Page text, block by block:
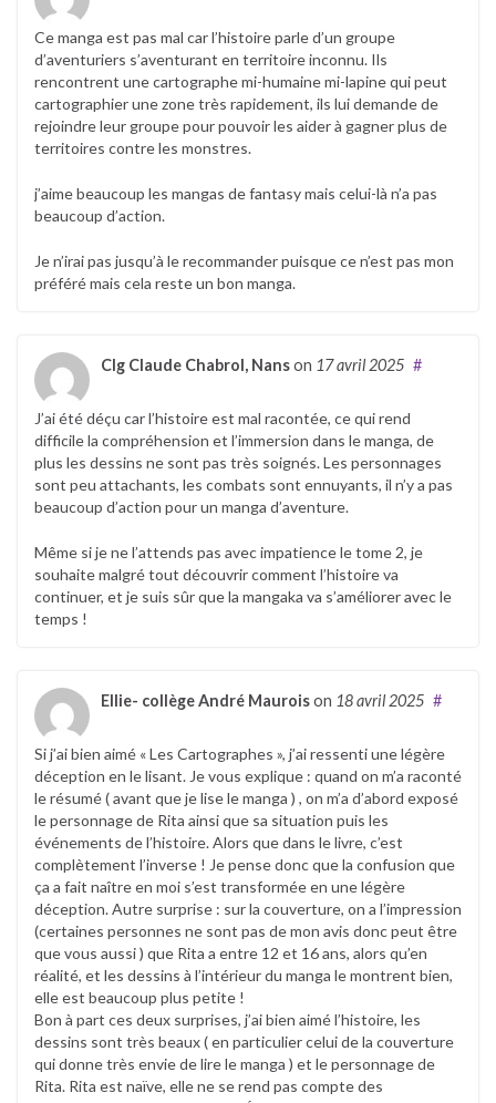
Ce manga est pas mal car l’histoire parle d’un groupe
d’aventuriers s’aventurant en territoire inconnu. Ils
rencontrent une cartographe mi-humaine mi-lapine qui peut
cartographier une zone très rapidement, ils lui demande de
rejoindre leur groupe pour pouvoir les aider à gagner plus de
territoires contre les monstres.
j’aime beaucoup les mangas de fantasy mais celui-là n’a pas
beaucoup d’action.
Je n’irai pas jusqu’à le recommander puisque ce n’est pas mon
préféré mais cela reste un bon manga.
Clg Claude Chabrol, Nanson 17 avril 2025 #
J’ai été déçu car l’histoire est mal racontée, ce qui rend
difficile la compréhension et l’immersion dans le manga, de
plus les dessins ne sont pas très soignés. Les personnages
sont peu attachants, les combats sont ennuyants, il n’y a pas
beaucoup d’action pour un manga d’aventure.
Même si je ne l’attends pas avec impatience le tome 2, je
souhaite malgré tout découvrir comment l’histoire va
continuer, et je suis sûr que la mangaka va s’améliorer avec le
temps !
Ellie- collège André Mauroison 18 avril 2025 #
Si j’ai bien aimé « Les Cartographes », j’ai ressenti une légère
déception en le lisant. Je vous explique : quand on m’a raconté
le résumé ( avant que je lise le manga ) , on m’a d’abord exposé
le personnage de Rita ainsi que sa situation puis les
événements de l’histoire. Alors que dans le livre, c’est
complètement l’inverse ! Je pense donc que la confusion que
ça a fait naître en moi s’est transformée en une légère
déception. Autre surprise : sur la couverture, on a l’impression
(certaines personnes ne sont pas de mon avis donc peut être
que vous aussi ) que Rita a entre 12 et 16 ans, alors qu’en
réalité, et les dessins à l’intérieur du manga le montrent bien,
elle est beaucoup plus petite !
Bon à part ces deux surprises, j’ai bien aimé l’histoire, les
dessins sont très beaux ( en particulier celui de la couverture
qui donne très envie de lire le manga ) et le personnage de
Rita. Rita est naïve, elle ne se rend pas compte des